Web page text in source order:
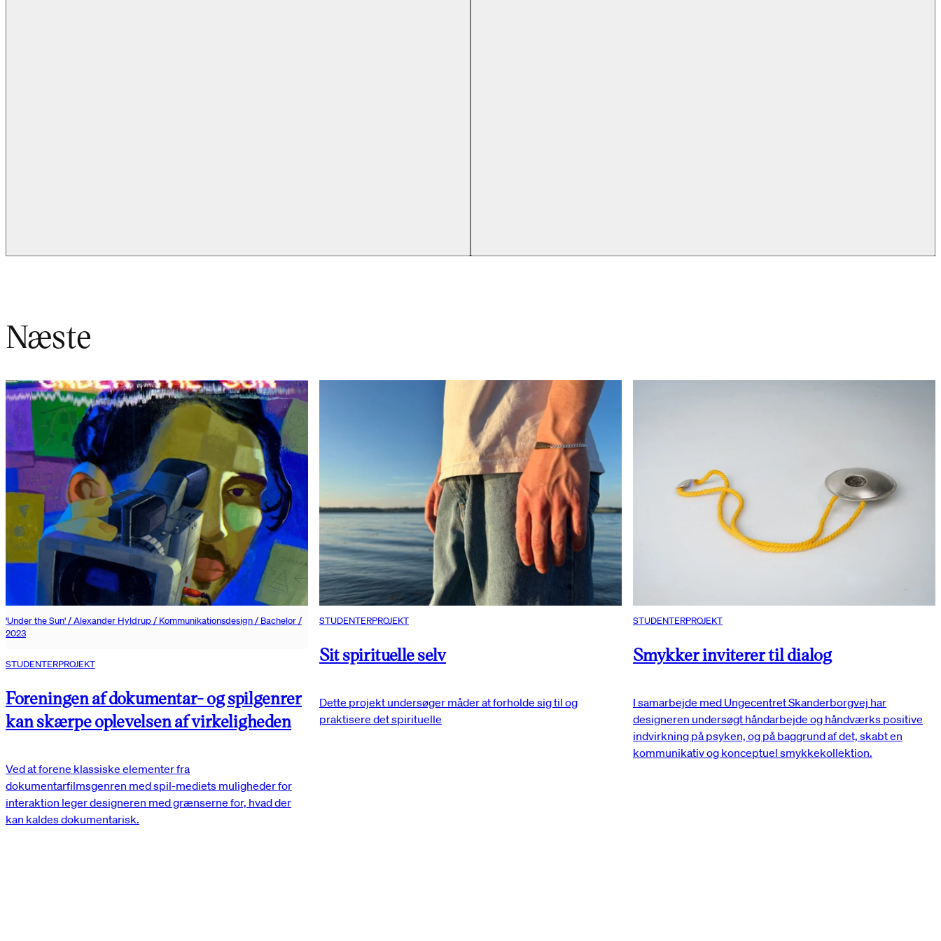
Næste
'Under the Sun' / Alexander Hyldrup / Kommunikationsdesign / Bachelor /
2023
STUDENTERPROJEKT
Foreningen af dokumentar- og spilgenrer
kan skærpe oplevelsen af virkeligheden
Ved at forene klassiske elementer fra
dokumentarfilmsgenren med spil-mediets muligheder for
interaktion leger designeren med grænserne for, hvad der
kan kaldes dokumentarisk.
STUDENTERPROJEKT
Sit spirituelle selv
Dette projekt undersøger måder at forholde sig til og
praktisere det spirituelle
STUDENTERPROJEKT
Smykker inviterer til dialog
I samarbejde med Ungecentret Skanderborgvej har
designeren undersøgt håndarbejde og håndværks positive
indvirkning på psyken, og på baggrund af det, skabt en
kommunikativ og konceptuel smykkekollektion.